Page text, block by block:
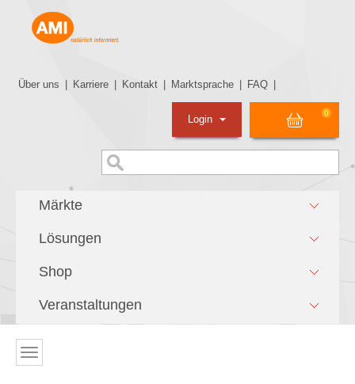
Über uns Karriere Kontakt Marktsprache FAQ
0
Login
Märkte
Lösungen
Shop
Veranstaltungen